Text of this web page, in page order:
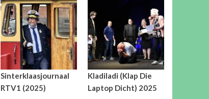
Sinterklaasjournaal
RTV1 (2025)
Kladiladi (Klap Die
Laptop Dicht) 2025